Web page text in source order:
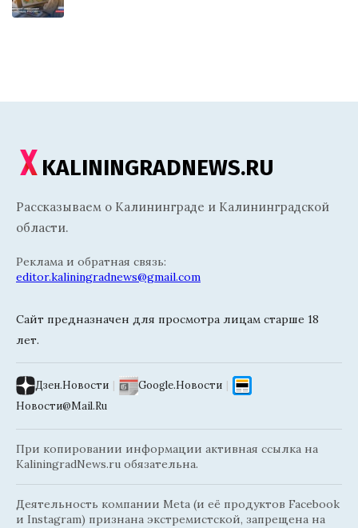
KALININGRADNEWS.RU
Рассказываем о Калининграде и Калининградской
области.
Реклама и обратная связь:
editor.kaliningradnews@gmail.com
Сайт предназначен для просмотра лицам старше 18
лет.
Дзен.Новости | Google.Новости |
Новости@Mail.Ru
При копировании информации активная ссылка на
KaliningradNews.ru обязательна.
Деятельность компании Meta (и её продуктов Facebook
и Instagram) признана экстремистской, запрещена на